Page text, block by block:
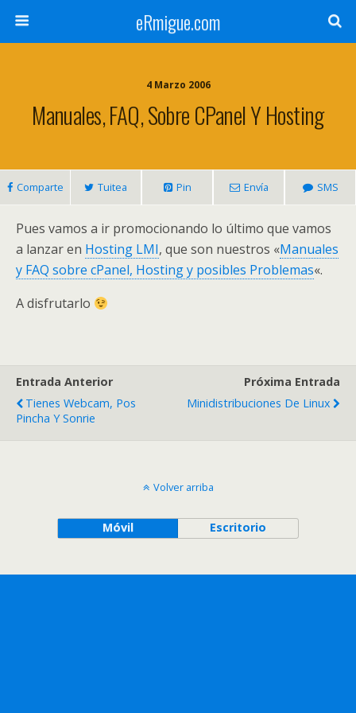
eRmigue.com
4 Marzo 2006
Manuales, FAQ, Sobre CPanel Y Hosting
Comparte Tuitea Pin Envía SMS
Pues vamos a ir promocionando lo último que vamos
a lanzar en Hosting LMI, que son nuestros «Manuales
y FAQ sobre cPanel, Hosting y posibles Problemas«.
A disfrutarlo
Entrada Anterior
Tienes Webcam, Pos
Pincha Y Sonrie
Próxima Entrada
Minidistribuciones De Linux
Volver arriba
Móvil Escritorio